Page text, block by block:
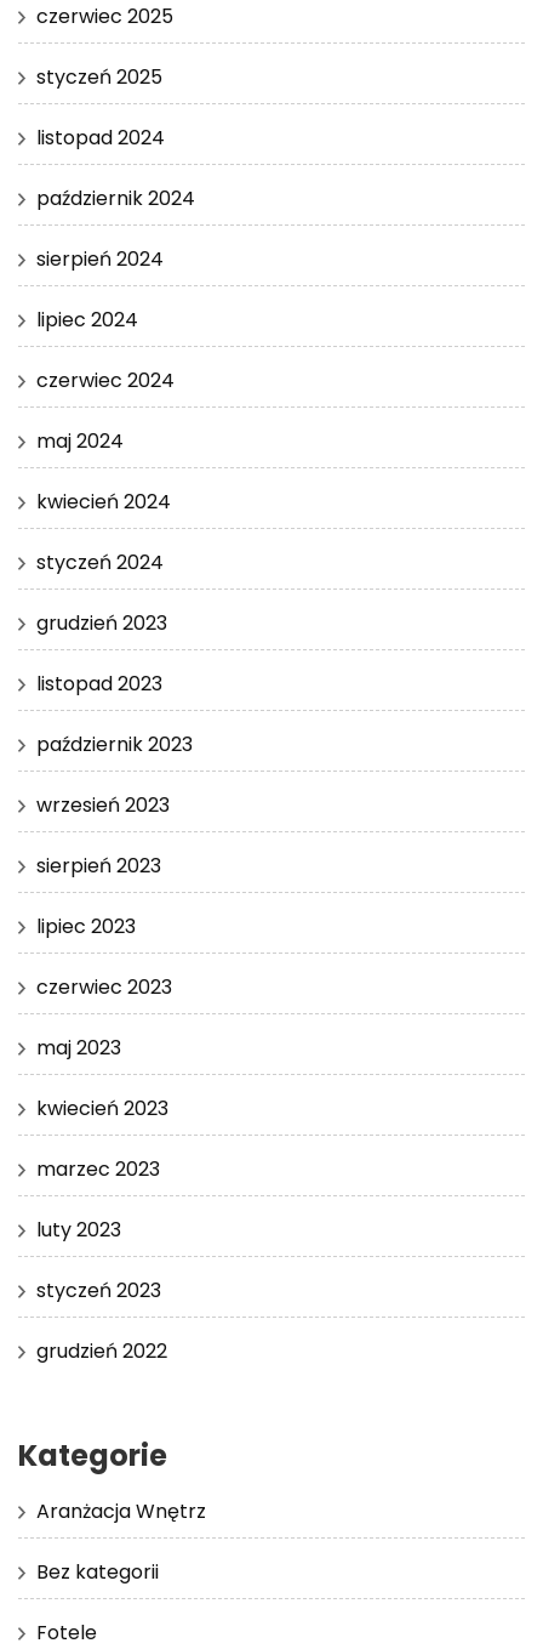
czerwiec 2025
styczeń 2025
listopad 2024
październik 2024
sierpień 2024
lipiec 2024
czerwiec 2024
maj 2024
kwiecień 2024
styczeń 2024
grudzień 2023
listopad 2023
październik 2023
wrzesień 2023
sierpień 2023
lipiec 2023
czerwiec 2023
maj 2023
kwiecień 2023
marzec 2023
luty 2023
styczeń 2023
grudzień 2022
Kategorie
Aranżacja Wnętrz
Bez kategorii
Fotele